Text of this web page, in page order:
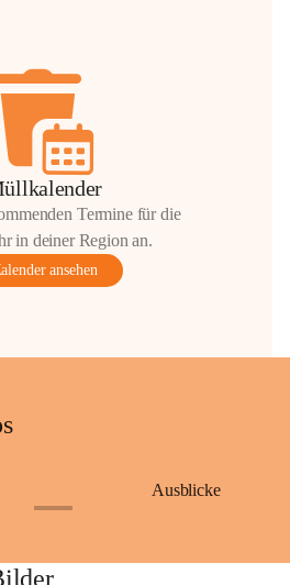
Termine für die
in deiner Region an.
ansehen
Ausblicke